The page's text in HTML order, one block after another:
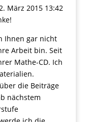
März 2015 13:42
Ihnen gar nicht
Arbeit bin. Seit
Mathe-CD. Ich
die Beiträge
nächstem